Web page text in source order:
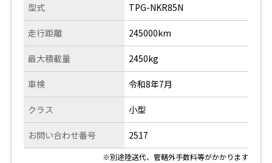
型式
走行距離
TPG-NKR85N
245000km
最大積載量
車検
クラス
お問い合わせ番号
2450kg
令和8年7月
小型
2517
※別途陸送代、管轄外手数料等がかかります